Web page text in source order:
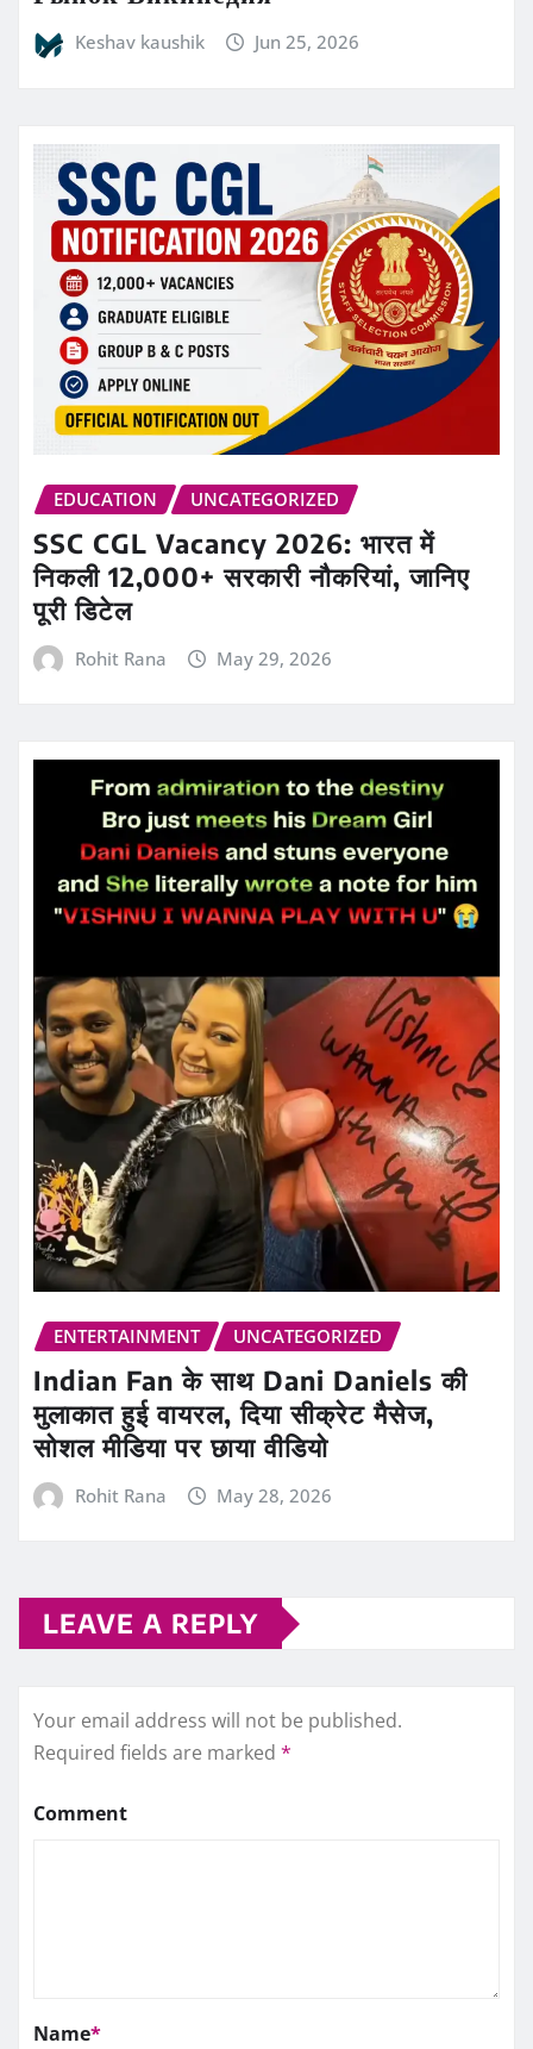
Keshav kaushik Jun 25, 2026
EDUCATION UNCATEGORIZED
SSC CGL Vacancy 2026: भारत में
निकली 12,000+ सरकारी नौकरियां, जानिए
पूरी डिटेल
Rohit Rana May 29, 2026
ENTERTAINMENT UNCATEGORIZED
Indian Fan के साथ Dani Daniels की
मुलाकात हुई वायरल, दिया सीक्रेट मैसेज,
सोशल मीडिया पर छाया वीडियो
Rohit Rana May 28, 2026
LEAVE A REPLY
Your email address will not be published.
Required fields are marked *
Comment
Name*